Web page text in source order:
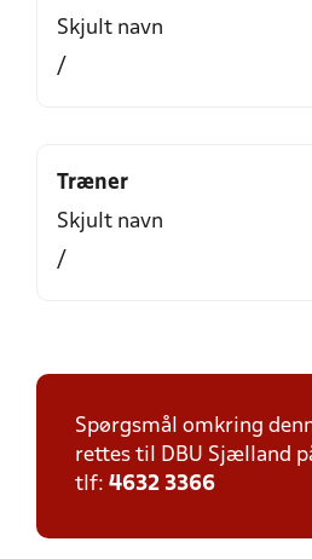
Skjult navn
/
Træner
Skjult navn
/
Spørgsmål omkring
rettes til DBU Sjælland
tlf: 4632 3366